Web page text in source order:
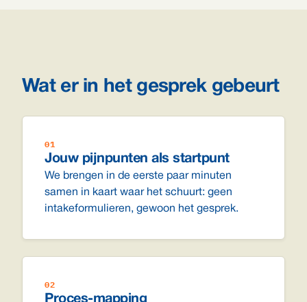
Wat er in het gesprek gebeurt
01
Jouw pijnpunten als startpunt
We brengen in de eerste paar minuten
samen in kaart waar het schuurt: geen
intakeformulieren, gewoon het gesprek.
02
Proces-mapping